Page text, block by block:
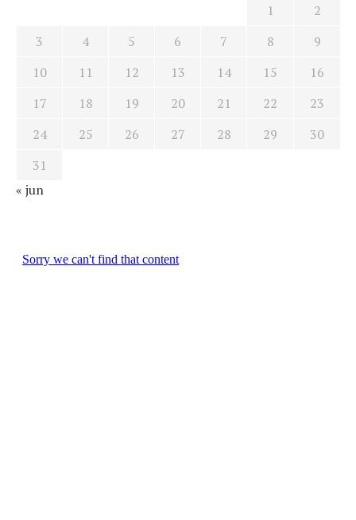
1
2
3
4 5 6 7 8
9
10
11 12 13 14 15
16
17
18 19 20 21 22
23
24
25 26 27 28 29
30
31
« jun